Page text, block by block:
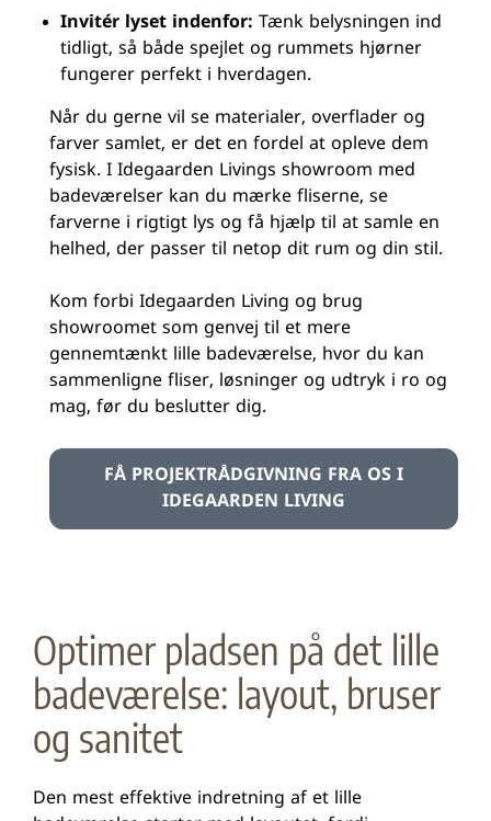
Invitér lyset indenfor: Tænk belysningen ind
tidligt, så både spejlet og rummets hjørner
fungerer perfekt i hverdagen.
Når du gerne vil se materialer, overflader og
farver samlet, er det en fordel at opleve dem
fysisk. I Idegaarden Livings showroom med
badeværelser kan du mærke fliserne, se
farverne i rigtigt lys og få hjælp til at samle en
helhed, der passer til netop dit rum og din stil.
Kom forbi Idegaarden Living og brug
showroomet som genvej til et mere
gennemtænkt lille badeværelse, hvor du kan
sammenligne fliser, løsninger og udtryk i ro og
mag, før du beslutter dig.
FÅ PROJEKTRÅDGIVNING FRA OS I
IDEGAARDEN LIVING
Optimer pladsen på det lille
badeværelse: layout, bruser
og sanitet
Den mest effektive indretning af et lille